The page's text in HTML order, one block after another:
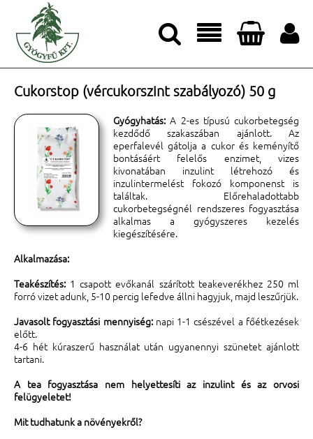




Cukorstop (vércukorszint szabályozó) 50 g
Gyógyhatás: A 2-es típusú cukorbetegség
kezdődő szakaszában ajánlott. Az
eperfalevél gátolja a cukor és keményítő
bontásáért felelős enzimet, vizes
kivonatában inzulint létrehozó és
inzulintermelést fokozó komponenst is
találtak. Előrehaladottabb
cukorbetegségnél rendszeres fogyasztása
alkalmas a gyógyszeres kezelés
kiegészítésére.
Alkalmazása:
Teakészítés: 1 csapott evőkanál szárított teakeverékhez 250 ml
forró vizet adunk, 5-10 percig lefedve állni hagyjuk, majd leszűrjük.
Javasolt fogyasztási mennyiség:napi 1-1 csészével a főétkezések
előtt.
4-6 hét kúraszerű használat után ugyanennyi szünetet ajánlott
tartani.
A tea fogyasztása nem helyettesíti az inzulint és az orvosi
felügyeletet!
Mit tudhatunk a növényekről?